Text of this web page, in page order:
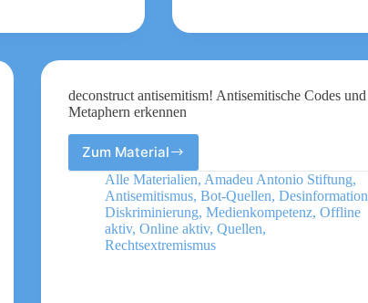
sexualisierte
Gewalt
deconstruct antisemitism! Antisemitische Codes und
Metaphern erkennen
Zum Materialdeconstruct
antisemitism!
Antisemitische
Codes
und
Metaphern
Alle Materialien, Amadeu Antonio Stiftung,
Antisemitismus,Bot-Quellen,Desinformation
Diskriminierung,Medienkompetenz,Offline
aktiv,Online aktiv,Quellen,
Rechtsextremismus